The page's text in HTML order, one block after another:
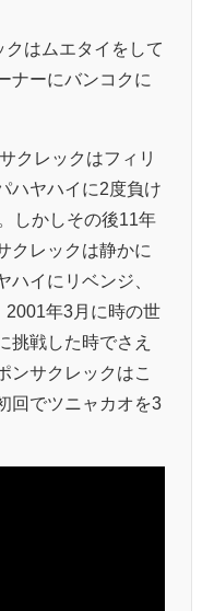
はムエタイをして
ナーにバンコクに
クレックはフィリ
ハヤハイに2度負け
しかしその後11年
クレックは静かに
ハイにリベンジ、
2001年3月に時の世
挑戦した時でさえ
ンサクレックはこ
回でツニャカオを3